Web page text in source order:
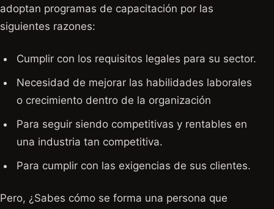
adoptan programas de capacitación por las
siguientes razones:
Cumplir con los requisitos legales para su sector.
Necesidad de mejorar las habilidades laborales
o crecimiento dentro de la organización
Para seguir siendo competitivas y rentables en
una industria tan competitiva.
Para cumplir con las exigencias de sus clientes.
Pero, ¿Sabes cómo se forma una persona que